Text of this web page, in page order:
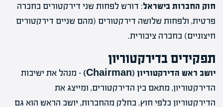
חוק החברות בישראל: דורש לפחות שני דירקטורים בחברה
פרטית, ולפחות שלושה דירקטורים (מהם שניים דירקטורים
חיצוניים) בחברה ציבורית.
תפקידים בדירקטוריון
יושב ראש הדירקטוריון (Chairman)
– מנהל את ישיבות
הדירקטוריון, מתאם בין הדירקטורים, ומייצג את
הדירקטוריון כלפי חוץ. בחלק מהחברות, יושב הראש הוא גם